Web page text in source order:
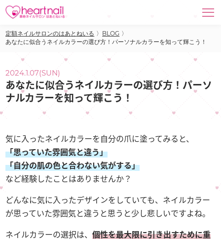
定額ネイルサロンのはあとねいる 〉 BLOG 〉
あなたに似合うネイルカラーの選び方！パーソナルカラーを知って輝こう！
2024.1.07(SUN)
あなたに似合うネイルカラーの選び方！パーソ
ナルカラーを知って輝こう！
気に入ったネイルカラーを自分の爪に塗ってみると、
「思っていた雰囲気と違う」
「自分の肌の色と合わない気がする」
など経験したことはありませんか？
どんなに気に入ったデザインをしていても、ネイルカラー
が思っていた雰囲気と違うと思うと少し悲しいですよね。
ネイルカラーの選択は、個性を最大限に引き出すために重